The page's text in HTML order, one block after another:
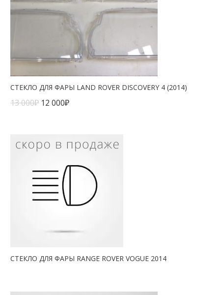
СТЕКЛО ДЛЯ ФАРЫ LAND ROVER DISCOVERY 4 (2014)
13 000₽ 12 000₽
СТЕКЛО ДЛЯ ФАРЫ RANGE ROVER VOGUE 2014